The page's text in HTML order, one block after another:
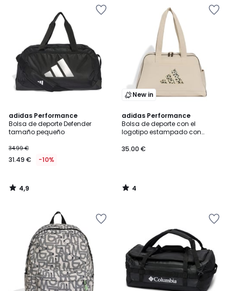
adidas Performance
Bolsa de deporte Defender
tamaño pequeño
34.99 €
31.49 € -10%
4,9
/ 5
4,9
/
New in
adidas Performance
Bolsa de deporte con el
logotipo estampado con
35.00 €
4
/
5
4
/